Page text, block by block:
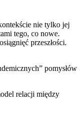
nie tylko jej
tego, co nowe.
przeszłości.
pomysłów
relacji między